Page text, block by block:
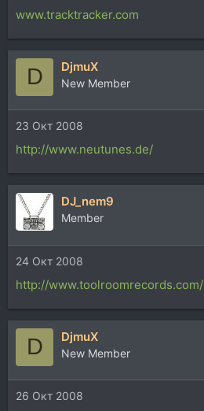
www.tracktracker.com
D DjmuX
New Member
23 Окт 2008
http://www.neutunes.de/
DJ_nem9
Member
24 Окт 2008
http://www.toolroomrecords.com/
D DjmuX
New Member
26 Окт 2008